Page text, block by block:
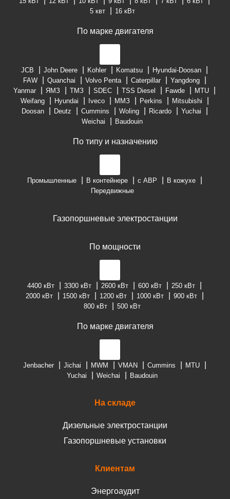
5 квт
16 кВт
По марке двигателя
JCB John Deere Kohler Komatsu
Hyundai-Doosan
FAW
Quanchai Volvo Penta Caterpillar
Yangdong
Yanmar
ЯМЗ ТМЗ SDEC TSS Diesel Fawde
MTU
Weifang
Hyundai Iveco ММЗ Perkins
Mitsubishi
Doosan
Deutz Cummins Woling Ricardo
Yuchai
Weichai
Baudouin
По типу и назначению
Промышленные В контейнере с АВР
В кожухе
Передвижные
Газопоршневые электростанции
По мощности
4400 кВт 3300 кВт 2600 кВт 600 кВт
250 кВт
2000 кВт
1500 кВт 1200 кВт 1000 кВт
900 кВт
800 кВт
500 кВт
По марке двигателя
Jenbacher Jichai MWM VMAN Cummins
MTU
Yuchai
Weichai Baudouin
На складе
Дизельные электростанции
Газопоршневые установки
Клиентам
Энергоаудит